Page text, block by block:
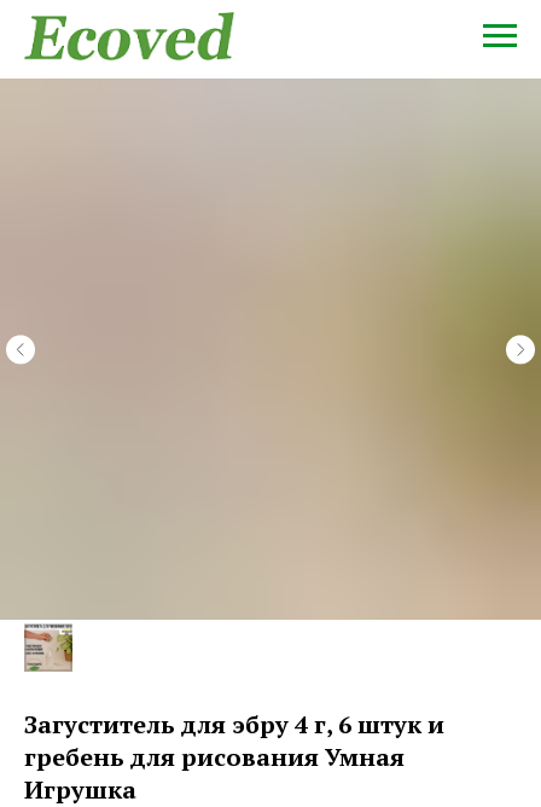
Загуститель для эбру 4 г, 6 штук и
гребень для рисования Умная
Игрушка